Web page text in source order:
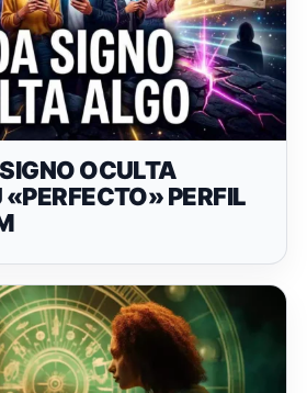
OCULTA
«PERFECTO» PERFIL